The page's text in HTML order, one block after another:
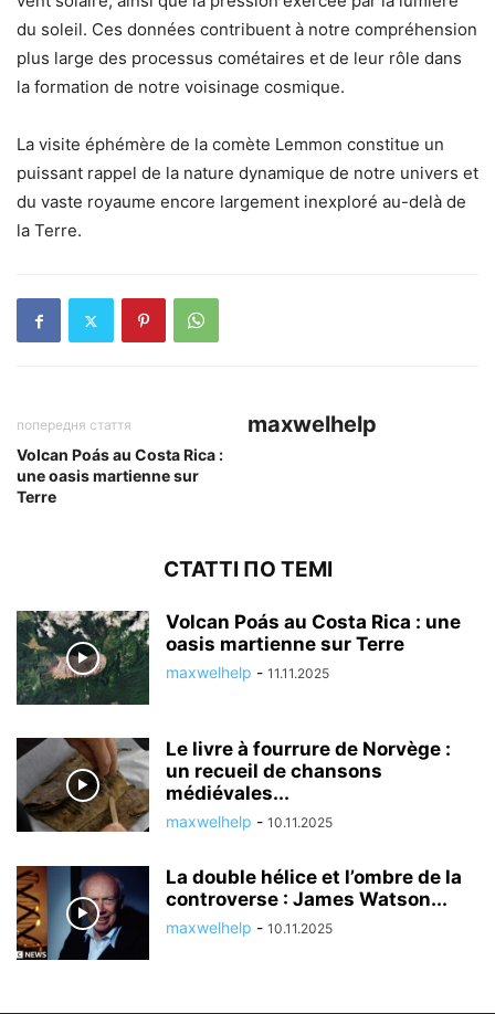
du soleil. Ces données contribuent à notre compréhension
plus large des processus cométaires et de leur rôle dans
la formation de notre voisinage cosmique.
La visite éphémère de la comète Lemmon constitue un
puissant rappel de la nature dynamique de notre univers et
du vaste royaume encore largement inexploré au-delà de
la Terre.
попередня стаття
Volcan Poás au Costa Rica :
une oasis martienne sur
Terre
maxwelhelp
СТАТТІ ПО ТЕМІ
Volcan Poás au Costa Rica : une
oasis martienne sur Terre
maxwelhelp - 11.11.2025
Le livre à fourrure de Norvège :
un recueil de chansons
médiévales...
maxwelhelp - 10.11.2025
La double hélice et l’ombre de la
controverse : James Watson...
maxwelhelp - 10.11.2025